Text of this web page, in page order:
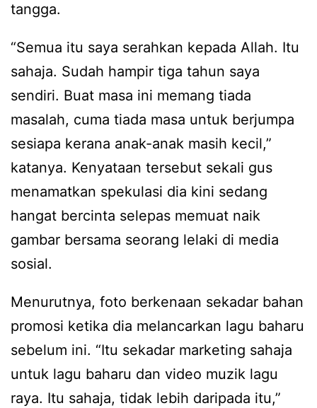
tangga.
“Semua itu saya serahkan kepada Allah. Itu
sahaja. Sudah hampir tiga tahun saya
sendiri. Buat masa ini memang tiada
masalah, cuma tiada masa untuk berjumpa
sesiapa kerana anak-anak masih kecil,”
katanya. Kenyataan tersebut sekali gus
menamatkan spekulasi dia kini sedang
hangat bercinta selepas memuat naik
gambar bersama seorang lelaki di media
sosial.
Menurutnya, foto berkenaan sekadar bahan
promosi ketika dia melancarkan lagu baharu
sebelum ini. “Itu sekadar marketing sahaja
untuk lagu baharu dan video muzik lagu
raya. Itu sahaja, tidak lebih daripada itu,”